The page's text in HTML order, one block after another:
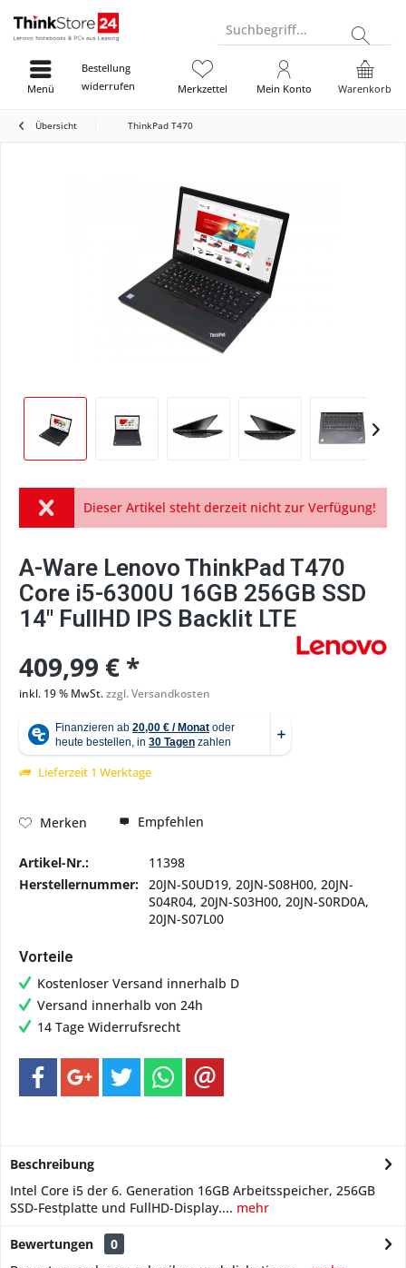
Suchbegriff...
Bestellung
widerrufen
Warenkorb
Merkzettel Mein Konto
Menü
Übersicht ThinkPad T470
Dieser Artikel steht derzeit nicht zur Verfügung!
A-Ware Lenovo ThinkPad T470
Core i5-6300U 16GB 256GB SSD
14" FullHD IPS Backlit LTE
409,99 € *
inkl. 19 % MwSt.zzgl. Versandkosten
Lieferzeit 1 Werktage
Merken Empfehlen
Artikel-Nr.:
11398
Herstellernummer: 20JN-S0UD19, 20JN-S08H00, 20JN-
S04R04, 20JN-S03H00, 20JN-S0RD0A,
20JN-S07L00
Vorteile
Kostenloser Versand innerhalb D
Versand innerhalb von 24h
14 Tage Widerrufsrecht
Beschreibung
Intel Core i5 der 6. Generation 16GB Arbeitsspeicher, 256GB
SSD-Festplatte und FullHD-Display.... mehr
Bewertungen
0